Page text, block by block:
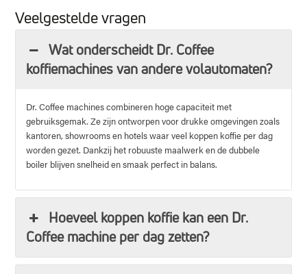
Veelgestelde vragen
Wat onderscheidt Dr. Coffee
koffiemachines van andere volautomaten?
Dr. Coffee machines combineren hoge capaciteit met
gebruiksgemak. Ze zijn ontworpen voor drukke omgevingen zoals
kantoren, showrooms en hotels waar veel koppen koffie per dag
worden gezet. Dankzij het robuuste maalwerk en de dubbele
boiler blijven snelheid en smaak perfect in balans.
Hoeveel koppen koffie kan een Dr.
Coffee machine per dag zetten?